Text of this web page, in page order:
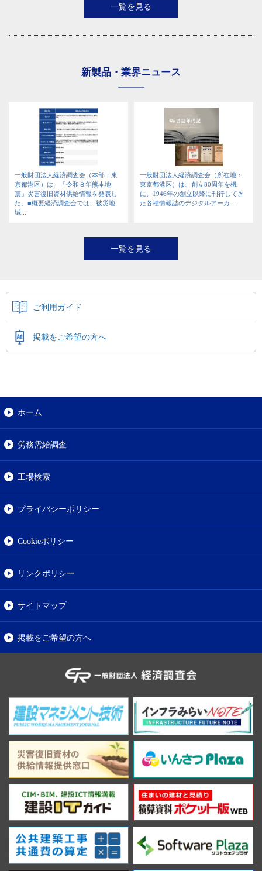
一覧を見る
新製品・業界ニュース
一般財団法人経済調査会（本部：東
京都港区）は、「令和８年熊本地
震」災害復旧資材供給情報を発表し
た。■概要経済調査会では、被災地
域...
一般財団法人経済調査会（所在地：
東京都港区）は、創立80周年を機
に、1946年の創立以降に刊行してき
た各種情報誌のデジタルアーカ...
一覧を見る
ご利用ガイド
掲載をご希望の方へ
ホーム
労務需給調査
工場検索
プライバシーポリシー
Cookieポリシー
リンクポリシー
サイトマップ
掲載をご希望の方へ